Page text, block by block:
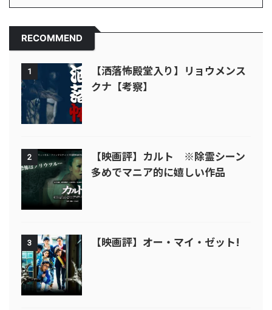
RECOMMEND
1
【洒落怖殿堂入り】リョウメンス
クナ【考察】
2
【映画評】カルト ※除霊シーン
多めでマニア的に嬉しい作品
3 【映画評】オー・マイ・ゼット!